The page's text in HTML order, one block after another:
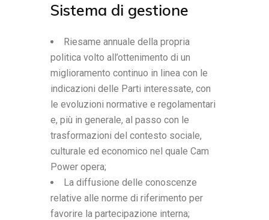
Sistema di gestione
Riesame annuale della propria
politica volto all’ottenimento di un
miglioramento continuo in linea con le
indicazioni delle Parti interessate, con
le evoluzioni normative e regolamentari
e, più in generale, al passo con le
trasformazioni del contesto sociale,
culturale ed economico nel quale Cam
Power opera;
La diffusione delle conoscenze
relative alle norme di riferimento per
favorire la partecipazione interna;